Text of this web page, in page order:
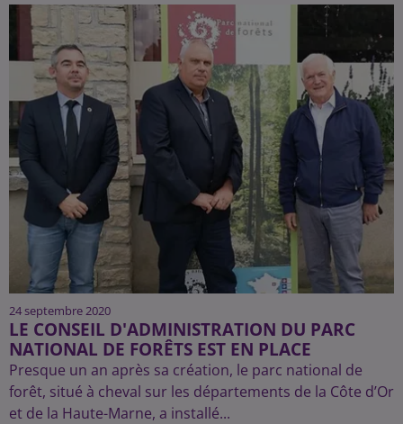
24 septembre 2020
LE CONSEIL D'ADMINISTRATION DU PARC
NATIONAL DE FORÊTS EST EN PLACE
Presque un an après sa création, le parc national de
forêt, situé à cheval sur les départements de la Côte d’Or
et de la Haute-Marne, a installé...